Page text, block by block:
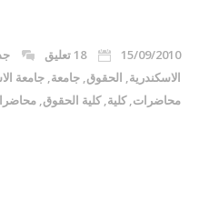
15/09/2010 18 تعليق
الاسكندرية, الحقوق,جامعة,جامعة
محاضرات,كلية,كلية الحقوق,